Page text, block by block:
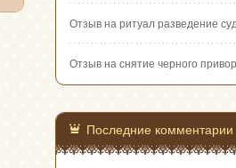
Отзыв на ритуал разведение
Отзыв на снятие черного
Последние комментарии